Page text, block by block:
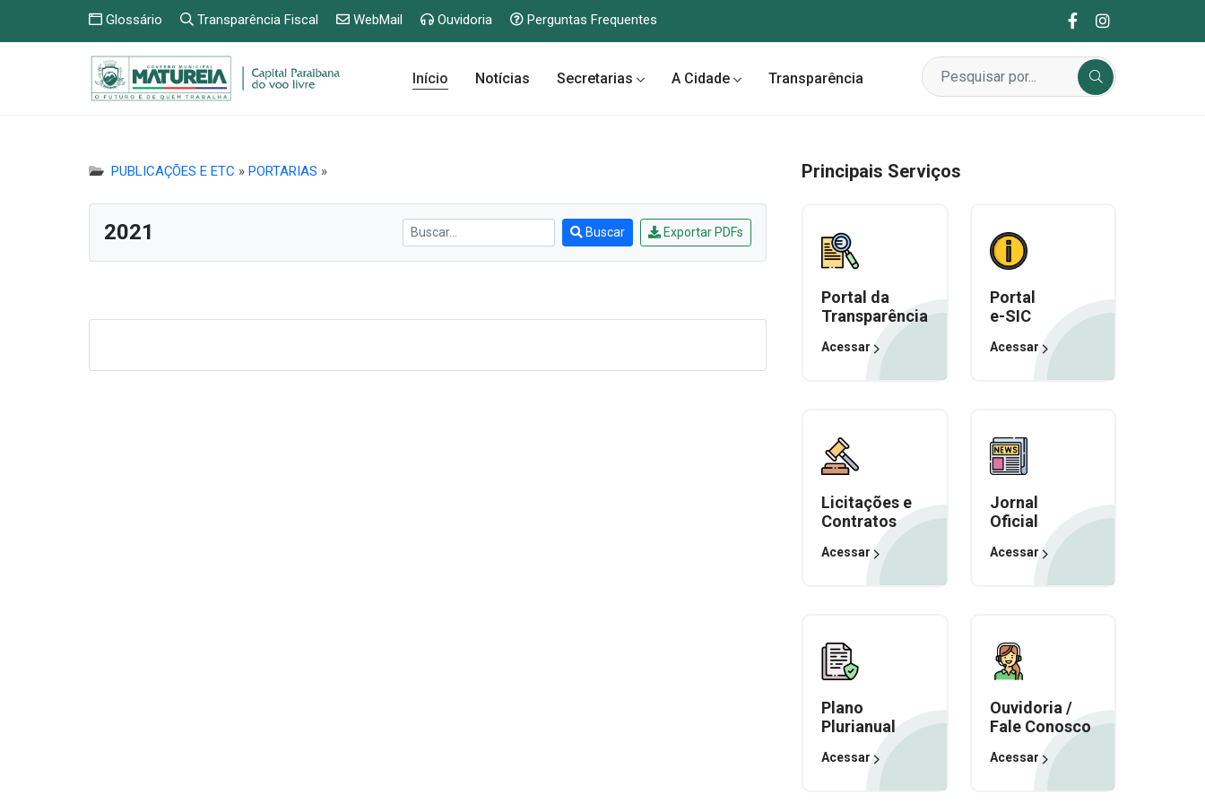
Glossário Transparência Fiscal WebMail Ouvidoria Perguntas Frequentes
Início Notícias Secretarias A Cidade Transparência
PUBLICAÇÕES E ETC » PORTARIAS »
2021 Buscar Exportar PDFs
Principais Serviços
Portal da
Transparência
Acessar
Portal
e-SIC
Acessar
Licitações e
Contratos
Acessar
Jornal
Oficial
Acessar
Plano
Plurianual
Acessar
Ouvidoria /
Fale Conosco
Acessar